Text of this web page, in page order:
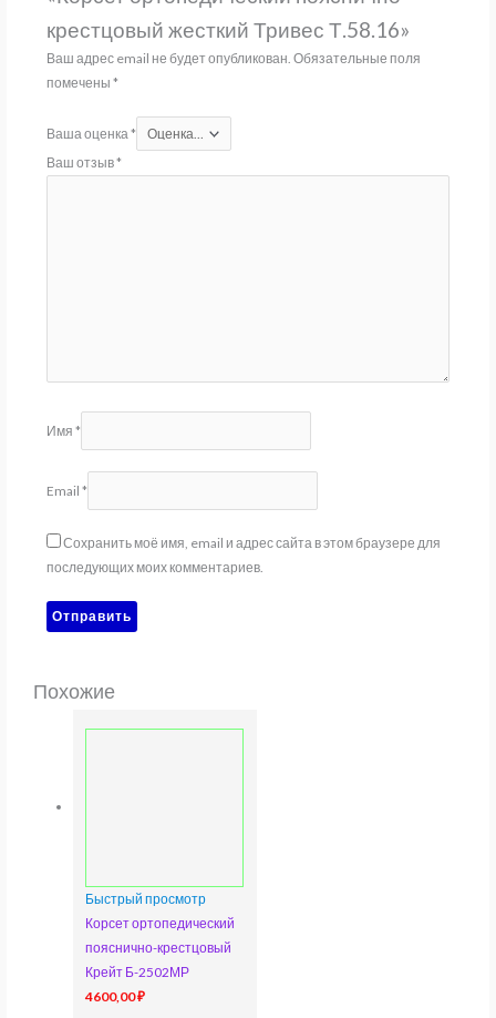
крестцовый жесткий Тривес Т.58.16»
Ваш адрес email не будет опубликован. Обязательные поля
помечены *
Ваша оценка *
Ваш отзыв*
Имя *
Email *
Сохранить моё имя, email и адрес сайта в этом браузере для
последующих моих комментариев.
Похожие
Быстрый просмотр
Корсет ортопедический
пояснично-крестцовый
Крейт Б-2502МР
4600,00₽